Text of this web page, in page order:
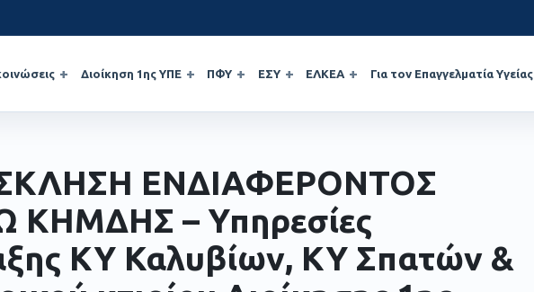
Διοίκηση 1ης ΥΠΕ ΠΦΥ ΕΣΥ ΕΛΚΕΑ Για τον Επαγγελματία Υγείας
ΕΝΔΙΑΦΕΡΟΝΤΟΣ
ΚΗΜΔΗΣ – Υπηρεσίες
ΚΥ Καλυβίων, ΚΥ Σπατών &